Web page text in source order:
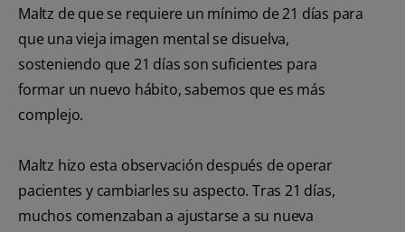
Maltz de que se requiere un mínimo de 21 días para
que una vieja imagen mental se disuelva,
sosteniendo que 21 días son suficientes para
formar un nuevo hábito, sabemos que es más
complejo.
Maltz hizo esta observación después de operar
pacientes y cambiarles su aspecto. Tras 21 días,
muchos comenzaban a ajustarse a su nueva